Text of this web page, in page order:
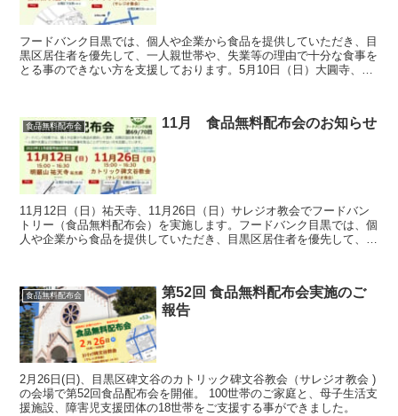
フードバンク目黒では、個人や企業から食品を提供していただき、目
黒区居住者を優先して、一人親世帯や、失業等の理由で十分な食事を
とる事のできない方を支援しております。5月10日（日）大圓寺、5
食品無料配布会 11月 食品無料配布会のお知らせ
11月12日（日）祐天寺、11月26日（日）サレジオ教会でフードバン
トリー（食品無料配布会）を実施します。フードバンク目黒では、個
人や企業から食品を提供していただき、目黒区居住者を優先して、一
食品無料配布会
第52回 食品無料配布会実施のご
報告
2月26日(日)、目黒区碑文谷のカトリック碑文谷教会（サレジオ教会 )
の会場で第52回食品配布会を開催。 100世帯のご家庭と、母子生活支
援施設、障害児支援団体の18世帯をご支援する事ができました。